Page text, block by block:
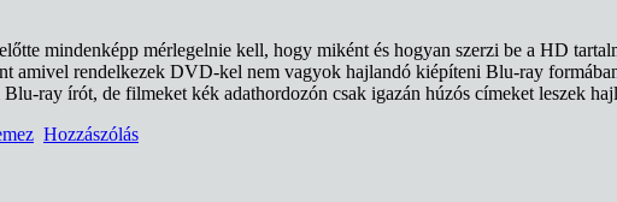
mindenképp mérlegelnie kell, hogy miként és hogyan szerzi be a HD
amivel rendelkezek DVD-kel nem vagyok hajlandó kiépíteni Blu-ray
ray írót, de filmeket kék adathordozón csak igazán húzós címeket leszek
Hozzászólás